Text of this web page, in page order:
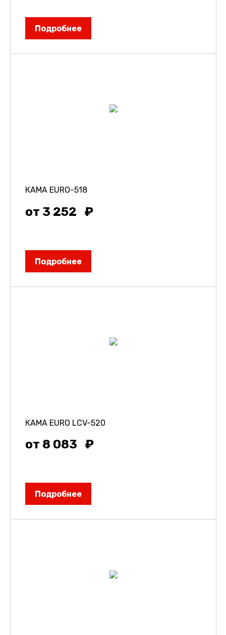
Подробнее
КАМА EURO-518
от 3 252
Подробнее
КАМА EURO LCV-520
от 8 083
Подробнее